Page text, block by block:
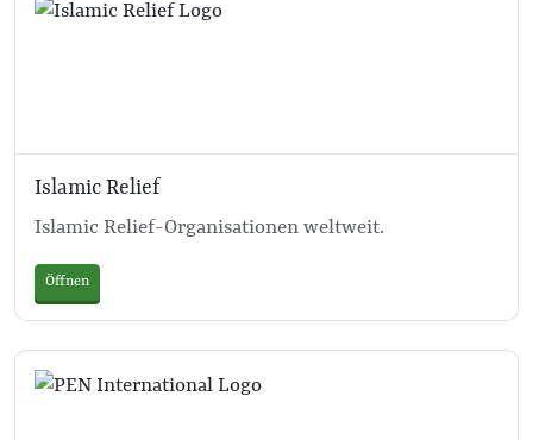
Islamic Relief
Islamic Relief-Organisationen weltweit.
Öffnen